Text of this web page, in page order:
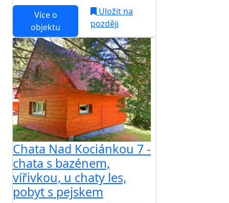
Více o
objektu
Uložit na
později
Chata Nad Kociánkou 7 -
chata s bazénem,
vířivkou, u chaty les,
pobyt s pejskem